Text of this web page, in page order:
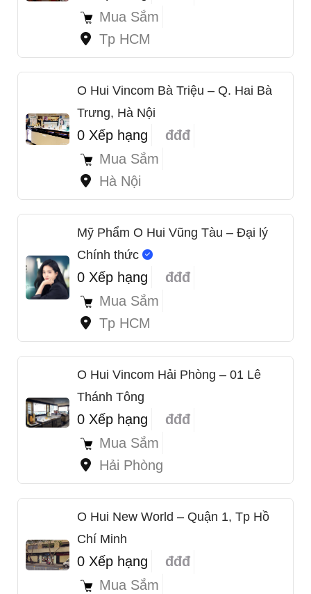
Mua Sắm
Tp HCM
O Hui Vincom Bà Triệu – Q. Hai Bà
Trưng, Hà Nội
0 Xếp hạng
đđđ
Mua Sắm
Hà Nội
Mỹ Phẩm O Hui Vũng Tàu – Đại lý
Chính thức
0 Xếp hạng
đđđ
Mua Sắm
Tp HCM
O Hui Vincom Hải Phòng – 01 Lê
Thánh Tông
0 Xếp hạng
đđđ
Mua Sắm
Hải Phòng
O Hui New World – Quận 1, Tp Hồ
Chí Minh
0 Xếp hạng
đđđ
Mua Sắm